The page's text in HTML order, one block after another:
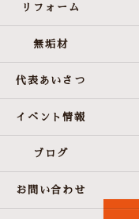
リフォーム
無垢材
代表あいさつ
イベント情報
ブログ
お問い合わせ